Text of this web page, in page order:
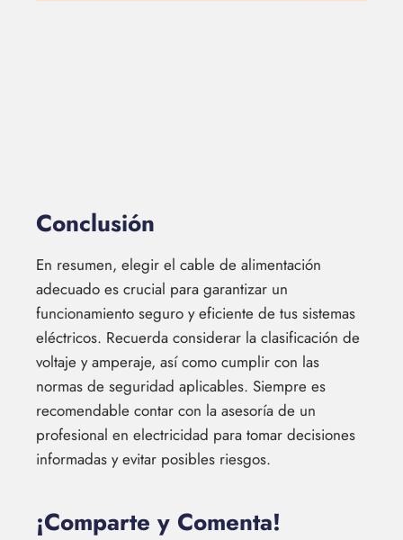
Conclusión
En resumen, elegir el cable de alimentación
adecuado es crucial para garantizar un
funcionamiento seguro y eficiente de tus sistemas
eléctricos. Recuerda considerar la clasificación de
voltaje y amperaje, así como cumplir con las
normas de seguridad aplicables. Siempre es
recomendable contar con la asesoría de un
profesional en electricidad para tomar decisiones
informadas y evitar posibles riesgos.
¡Comparte y Comenta!